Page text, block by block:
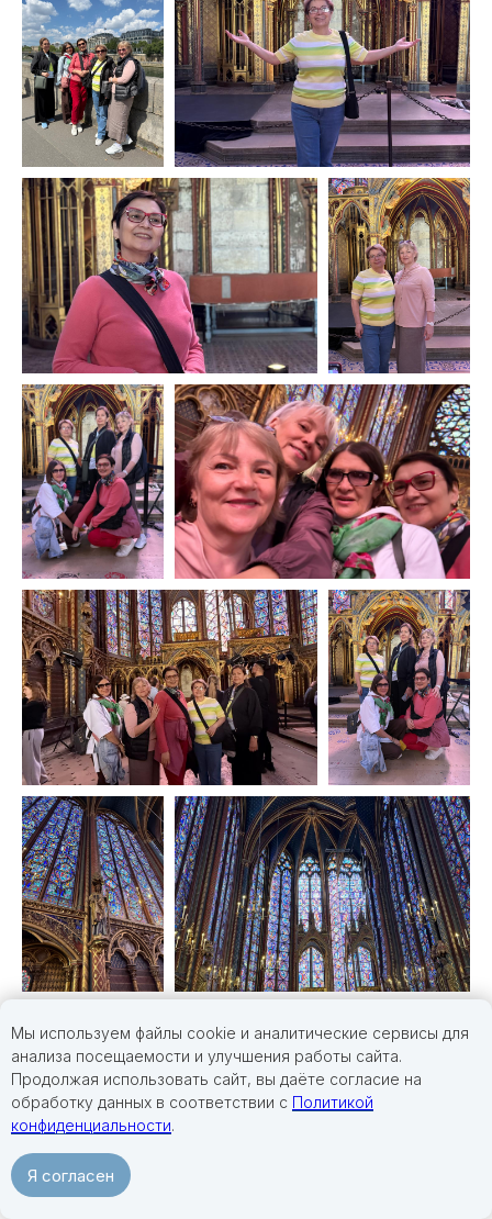
Мы используем файлы cookie и аналитические сервисы для
анализа посещаемости и улучшения работы сайта.
Продолжая использовать сайт, вы даёте согласие на
обработку данных в соответствии с Политикой
конфиденциальности.
Я согласен